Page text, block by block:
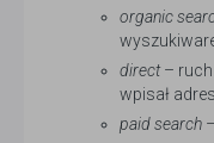
organic
direct–
wpisał
paid search